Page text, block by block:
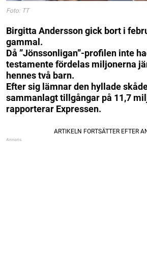
Foto: TT
Birgitta Andersson gick bort i
gammal.
Då ”Jönssonligan”-profilen inte
testamente fördelas miljonerna
hennes två barn.
Efter sig lämnar den hyllade
sammanlagt tillgångar på 11,7
rapporterar Expressen.